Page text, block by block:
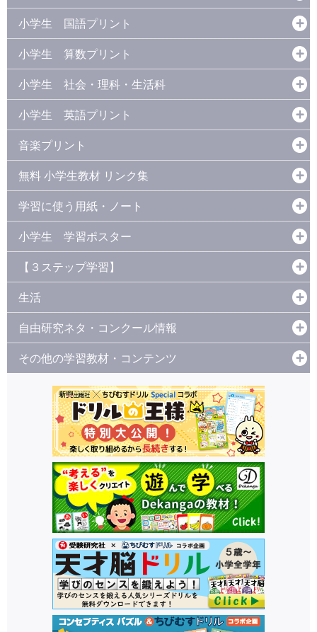
小学生 国語プリント
小学生 算数プリント
小学生 社会・理科・生活科
小学生 英語プリント
音楽プリント
無料 小学生教材 リンク集
学習に使う用紙・ノート
小学生 学習ポスター
【３ステップ学習】
生活
自由研究ネタ・コンクール情報
その他の学習教材・コンテンツ